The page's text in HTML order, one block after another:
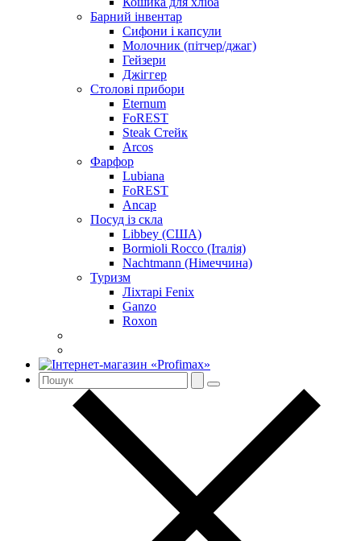
Барний інвентар
Сифони і капсули
Молочник (пітчер/джаг)
Гейзери
Джіггер
Столові прибори
Eternum
FoREST
Steak Стейк
Arcos
Фарфор
Lubiana
FoREST
Ancap
Посуд із скла
Libbey (США)
Bormioli Rocco (Італія)
Nachtmann (Німеччина)
Туризм
Ліхтарі Fenix
Ganzo
Roxon